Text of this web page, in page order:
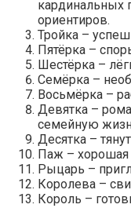
кардинальных
ориентиров.
Тройка –
Пятёрка –
Шестёрка –
Семёрка –
Восьмёрка –
Девятка –
семейную
Десятка –
Паж – хорошая
Рыцарь –
Королева –
Король –